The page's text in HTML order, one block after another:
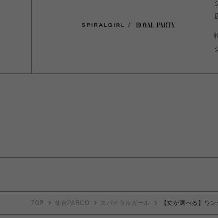
TOP 仙台PARCO スパイラルガール 【丈が選べる】ワ